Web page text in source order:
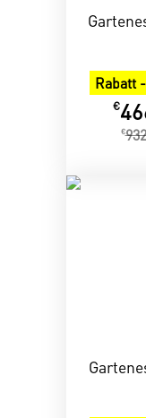
Rabatt
€
€932